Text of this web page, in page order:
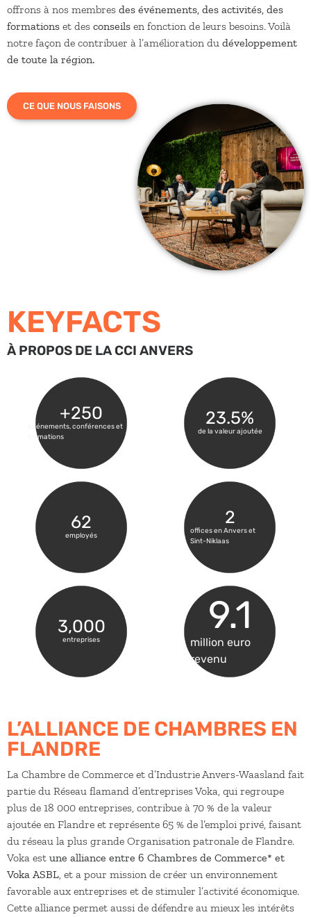
offrons à nos membres des événements, des activités, des
formations et des conseils en fonction de leurs besoins. Voilà
notre façon de contribuer à l’amélioration du développement
de toute la région.
CE QUE NOUS FAISONS
KEYFACTS
À PROPOS DE LA CCI ANVERS
événements, conférences et
formations
+250
de la valeur ajoutée
23.5%
employés
62
offices en Anvers et
Sint-Niklaas
2
entreprises
3,000
million euro
revenu
9.1
L’ALLIANCE DE CHAMBRES EN
FLANDRE
La Chambre de Commerce et d’Industrie Anvers-Waasland fait
partie du Réseau flamand d’entreprises Voka, qui regroupe
plus de 18 000 entreprises, contribue à 70 % de la valeur
ajoutée en Flandre et représente 65 % de l’emploi privé, faisant
du réseau la plus grande Organisation patronale de Flandre.
Voka est une alliance entre 6 Chambres de Commerce* et
Voka ASBL, et a pour mission de créer un environnement
favorable aux entreprises et de stimuler l’activité économique.
Cette alliance permet aussi de défendre au mieux les intérêts